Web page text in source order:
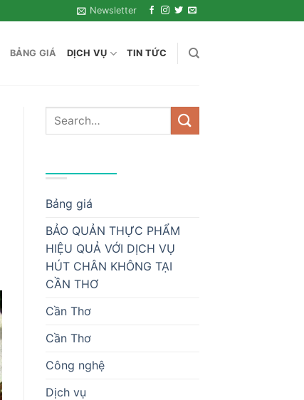
Newsletter
BẢNG GIÁ DỊCH VỤ TIN TỨC
Bảng giá
BẢO QUẢN THỰC PHẨM
HIỆU QUẢ VỚI DỊCH VỤ
HÚT CHÂN KHÔNG TẠI
CẦN THƠ
Cần Thơ
Cần Thơ
Công nghệ
Dịch vụ